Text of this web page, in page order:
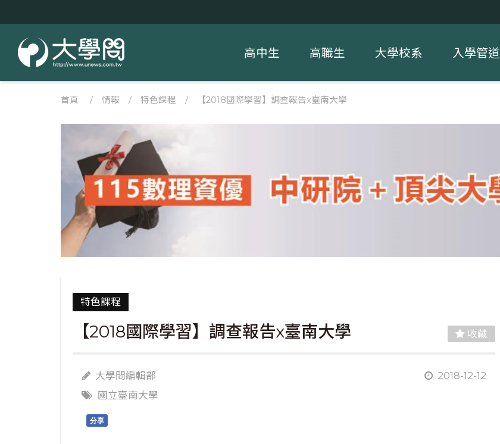
高中生 高職生 大學校系 入學管道
首頁 / 情報 / 特色課程 / 【2018國際學習】調查報告x臺南大學
特色課程
【2018國際學習】調查報告x臺南大學 收藏
大學問編輯部
2018-12-12
國立臺南大學
分享